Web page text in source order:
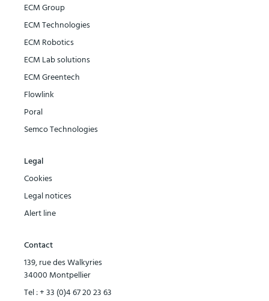
ECM Group
ECM Technologies
ECM Robotics
ECM Lab solutions
ECM Greentech
Flowlink
Poral
Semco Technologies
Legal
Cookies
Legal notices
Alert line
Contact
139, rue des Walkyries
34000 Montpellier
Tel :+ 33 (0)4 67 20 23 63